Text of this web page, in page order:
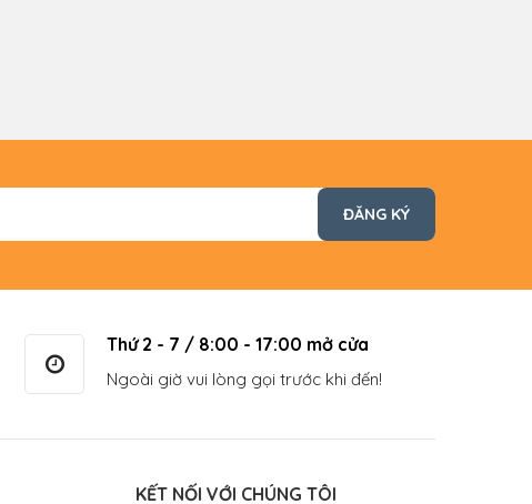
Thứ 2 - 7 / 8:00 - 17:00 mở cửa
Ngoài giờ vui lòng gọi trước khi đến!
KẾT NỐI VỚI CHÚNG TÔI